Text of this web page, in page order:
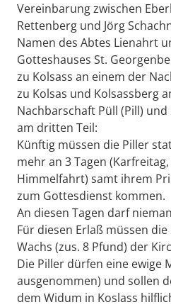
Vereinbarung zwischen
Rettenberg und Jörg
Namen des Abtes Lienahrt
Gotteshauses St.
zu Kolsass an einem der
zu Kolsas und Kolsassberg
Nachbarschaft Püll (Pill)
am dritten Teil:
Künftig müssen die Piller
mehr an 3 Tagen
Himmelfahrt) samt ihrem
zum Gottesdienst kommen.
An diesen Tagen darf
Für diesen Erlaß müssen
Wachs (zus. 8 Pfund) der
Die Piller dürfen eine ewige
ausgenommen) und sollen
dem Widum in Koslass